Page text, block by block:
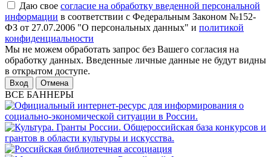
Даю свое согласие на обработку введенной персональной
информации в соответствии с Федеральным Законом №152-
ФЗ от 27.07.2006 "О персональных данных" и политикой
конфиденциальности
Мы не можем обработать запрос без Вашего согласия на
обработку данных. Введенные личные данные не будут видны
в открытом доступе.
Отмена
ВСЕ БАННЕРЫ